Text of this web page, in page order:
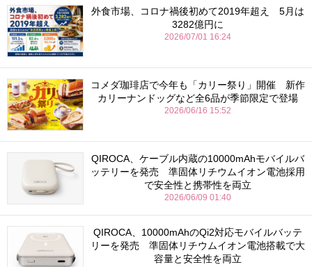
外食市場、コロナ禍後初めて2019年超え 5月は
3282億円に
2026/07/01 16:24
コメダ珈琲店で今年も「カリー祭り」開催 新作
カリーナンドッグなど全6品が季節限定で登場
2026/06/16 15:52
QIROCA、ケーブル内蔵の10000mAhモバイルバ
ッテリーを発売 準固体リチウムイオン電池採用
で安全性と携帯性を両立
2026/06/09 01:40
QIROCA、10000mAhのQi2対応モバイルバッテ
リーを発売 準固体リチウムイオン電池搭載で大
容量と安全性を両立